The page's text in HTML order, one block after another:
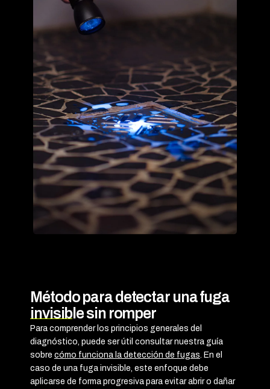
Método para detectar una fuga
invisible sin romper
Para comprender los principios generales del
diagnóstico, puede ser útil consultar nuestra guía
sobre cómo funciona la detección de fugas. En el
caso de una fuga invisible, este enfoque debe
aplicarse de forma progresiva para evitar abrir o dañar